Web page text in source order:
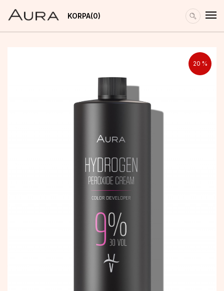
KORPA 0
20 %